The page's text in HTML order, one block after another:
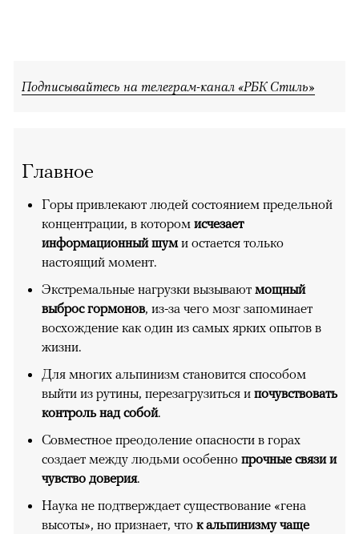
Подписывайтесь на телеграм-канал «РБК Стиль»
Главное
Горы привлекают людей состоянием предельной
концентрации, в котором исчезает
информационный шуми остается только
настоящий момент.
Экстремальные нагрузки вызывают мощный
выброс гормонов, из-за чего мозг запоминает
восхождение как один из самых ярких опытов в
жизни.
Для многих альпинизм становится способом
выйти из рутины, перезагрузиться и почувствовать
контроль над собой.
Совместное преодоление опасности в горах
создает между людьми особенно прочные связи и
чувство доверия.
Наука не подтверждает существование «гена
высоты», но признает, что к альпинизму чаще